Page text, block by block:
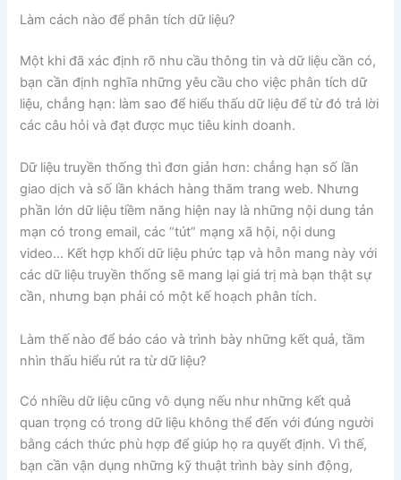
Làm cách nào để phân tích dữ liệu?
Một khi đã xác định rõ nhu cầu thông tin và dữ liệu cần có,
bạn cần định nghĩa những yêu cầu cho việc phân tích dữ
liệu, chẳng hạn: làm sao để hiểu thấu dữ liệu để từ đó trả lời
các câu hỏi và đạt được mục tiêu kinh doanh.
Dữ liệu truyền thống thì đơn giản hơn: chẳng hạn số lần
giao dịch và số lần khách hàng thăm trang web. Nhưng
phần lớn dữ liệu tiềm năng hiện nay là những nội dung tản
mạn có trong email, các “tút” mạng xã hội, nội dung
video… Kết hợp khối dữ liệu phức tạp và hỗn mang này với
các dữ liệu truyền thống sẽ mang lại giá trị mà bạn thật sự
cần, nhưng bạn phải có một kế hoạch phân tích.
Làm thế nào để báo cáo và trình bày những kết quả, tầm
nhìn thấu hiểu rút ra từ dữ liệu?
Có nhiều dữ liệu cũng vô dụng nếu như những kết quả
quan trọng có trong dữ liệu không thể đến với đúng người
bằng cách thức phù hợp để giúp họ ra quyết định. Vì thế,
bạn cần vận dụng những kỹ thuật trình bày sinh động,